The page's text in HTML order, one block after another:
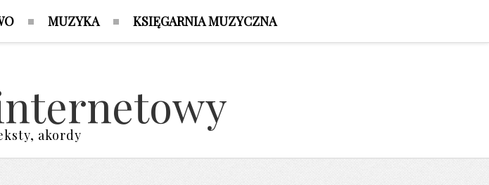
MUZYKA KSIĘGARNIA MUZYCZNA
akordy